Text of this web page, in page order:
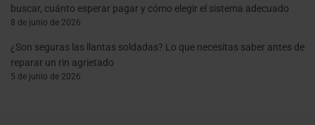
buscar, cuánto esperar pagar y cómo elegir el sistema adecuado
8 de junio de 2026
¿Son seguras las llantas soldadas? Lo que necesitas saber antes de
reparar un rin agrietado
5 de junio de 2026